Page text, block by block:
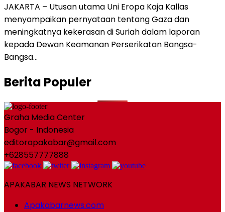
JAKARTA – Utusan utama Uni Eropa Kaja Kallas
menyampaikan pernyataan tentang Gaza dan
meningkatnya kekerasan di Suriah dalam laporan
kepada Dewan Keamanan Perserikatan Bangsa-
Bangsa…
Berita Populer
Graha Media Center
Bogor - Indonesia
editorapakabar@gmail.com
+628557777888
APAKABAR NEWS NETWORK
Apakabarnews.com